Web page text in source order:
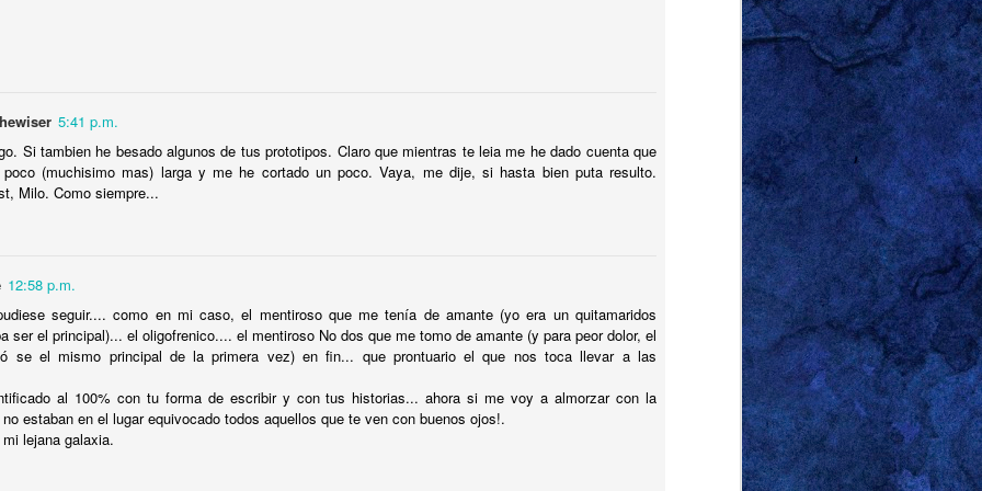
5:41 p.m.
Si tambien he besado algunos de tus prototipos. Claro que mientras te leia me he dado cuenta que
(muchisimo mas) larga y me he cortado un poco. Vaya, me dije, si hasta bien puta resulto.
Milo. Como siempre...
12:58 p.m.
seguir.... como en mi caso, el mentiroso que me tenía de amante (yo era un quitamaridos
ser el principal)... el oligofrenico.... el mentiroso No dos que me tomo de amante (y para peor dolor, el
se el mismo principal de la primera vez) en fin... que prontuario el que nos toca llevar a las
al 100% con tu forma de escribir y con tus historias... ahora si me voy a almorzar con la
estaban en el lugar equivocado todos aquellos que te ven con buenos ojos!.
lejana galaxia.
Cosas de heteros